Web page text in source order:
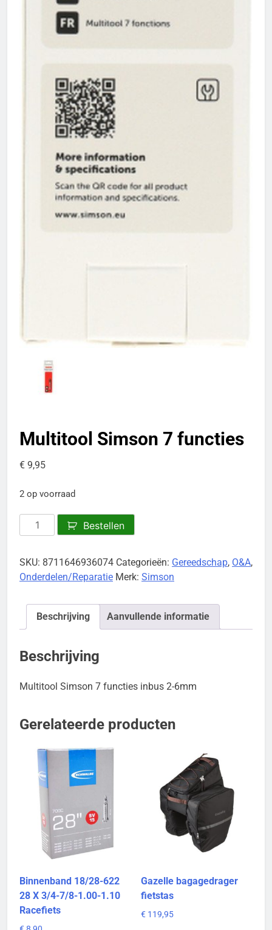
Multitool Simson 7 functies
€ 9,95
2 op voorraad
Multitool
Simson
functies
aantal
Bestellen
SKU: 8711646936074 Categorieën: Gereedschap, O&A,
Onderdelen/Reparatie Merk: Simson
Beschrijving Aanvullende informatie
Beschrijving
Multitool Simson 7 functies inbus 2-6mm
Gerelateerde producten
Binnenband 18/28-622
28 X 3/4-7/8-1.00-1.10
Racefiets
Gazelle bagagedrager
fietstas
€ 119,95